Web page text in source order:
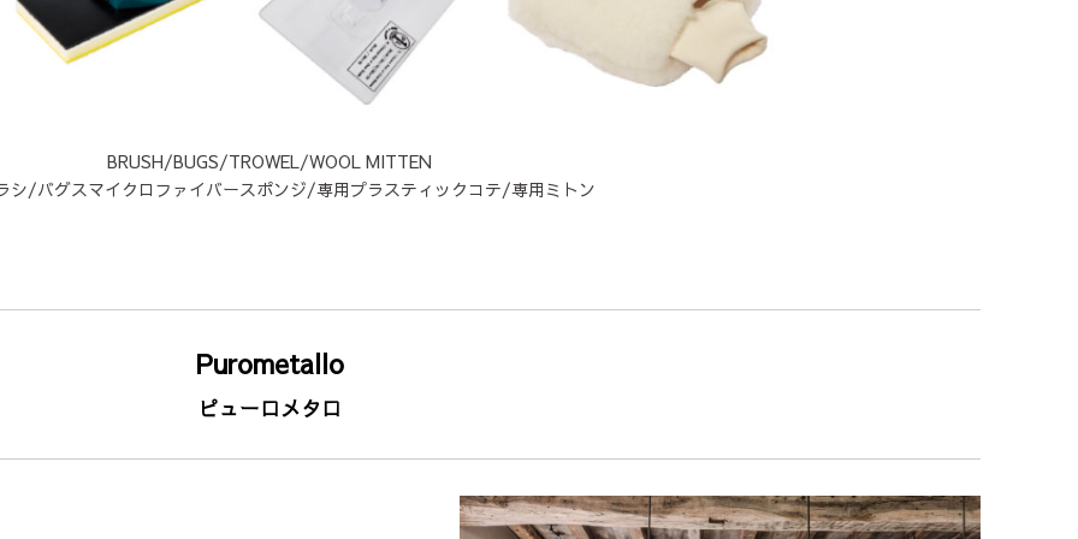
BRUSH/BUGS/TROWEL/WOOL MITTEN
シ/バグスマイクロファイバースポンジ/専用プラスティックコテ/専用ミトン
Purometallo
ピューロメタロ